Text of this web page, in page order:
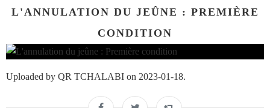
L'ANNULATION DU JEÛNE : PREMIÈRE
CONDITION
Uploaded by QR TCHALABI on 2023-01-18.